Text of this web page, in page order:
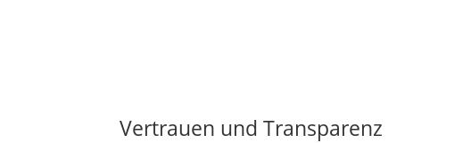
Vertrauen und Transparenz